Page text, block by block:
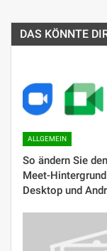
DAS KÖNNTE
ALLGEMEIN
So ändern Sie
Meet-
Desktop und